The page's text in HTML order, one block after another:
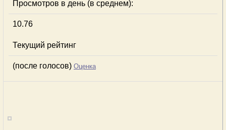
Просмотров в день (в среднем):
10.76
Текущий рейтинг
(после голосов) Оценка